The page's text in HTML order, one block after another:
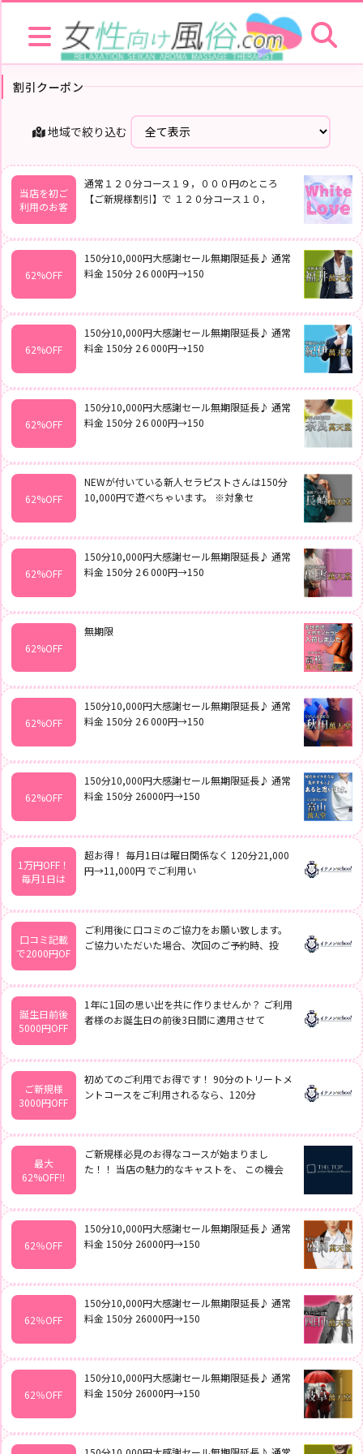
女性向け風俗.com だけ！どのサイトよりもお得な割引クーポンのページ
割引クーポン
地域で絞り込む
当店を初ご
利用のお客
通常１２０分コース１９，０００円のところ
【ご新規様割引】で １２０分コース１０，
62%OFF
150分10,000円大感謝セール無期限延長♪ 通常
料金 150分 2６000円→150
62%OFF
150分10,000円大感謝セール無期限延長♪ 通常
料金 150分 2６000円→150
62%OFF
150分10,000円大感謝セール無期限延長♪ 通常
料金 150分 2６000円→150
62%OFF
NEWが付いている新人セラピストさんは150分
10,000円で遊べちゃいます。 ※対象セ
62%OFF
150分10,000円大感謝セール無期限延長♪ 通常
料金 150分 2６000円→150
62%OFF
無期限
62%OFF
150分10,000円大感謝セール無期限延長♪ 通常
料金 150分 2６000円→150
62%OFF
150分10,000円大感謝セール無期限延長♪ 通常
料金 150分 26000円→150
1万円OFF！
毎月1日は
超お得！ 毎月1日は曜日関係なく 120分21,000
円→11,000円 でご利用い
口コミ記載
で2000円OF
ご利用後に口コミのご協力をお願い致します。
ご協力いただいた場合、次回のご予約時、投
誕生日前後
5000円OFF
1年に1回の思い出を共に作りませんか？ ご利用
者様のお誕生日の前後3日間に適用させて
ご新規様
3000円OFF
初めてのご利用でお得です！ 90分のトリートメ
ントコースをご利用されるなら、120分
最大
62%OFF‼️
ご新規様必見のお得なコースが始まりまし
た！！ 当店の魅力的なキャストを、 この機会
62％OFF
150分10,000円大感謝セール無期限延長♪ 通常
料金 150分 26000円→150
62％OFF
150分10,000円大感謝セール無期限延長♪ 通常
料金 150分 26000円→150
62％OFF
150分10,000円大感謝セール無期限延長♪ 通常
料金 150分 26000円→150
お
セ
ピ
ス
お
ラ
ン
グ
セ
ラ
ピ
ト
ラ
ン
出
情
割
ク
ー
ン
チ
ミ
画
求
人
報
風
無
料
体
験
女
風
コ
ラ
ム
閉
じ